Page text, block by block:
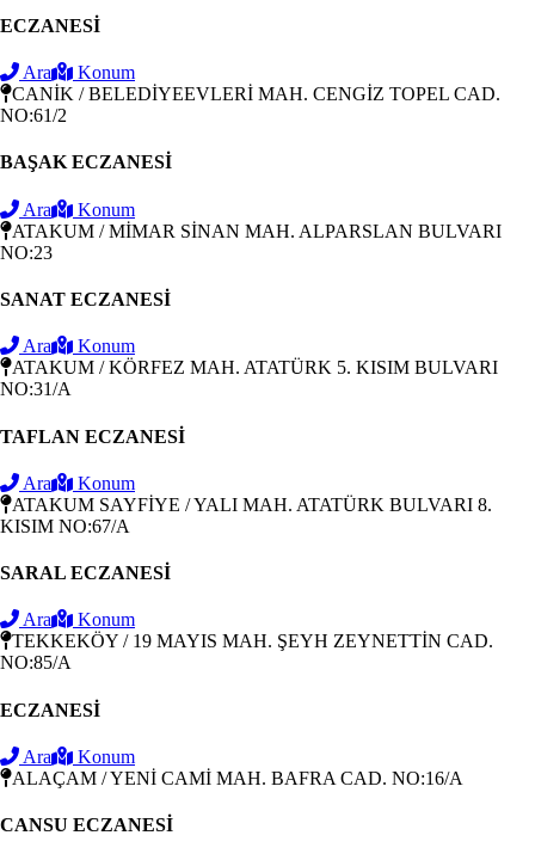
ECZANESİ
Ara
Konum
CANİK / BELEDİYEEVLERİ MAH. CENGİZ TOPEL CAD.
NO:61/2
BAŞAK ECZANESİ
Ara
Konum
ATAKUM / MİMAR SİNAN MAH. ALPARSLAN BULVARI
NO:23
SANAT ECZANESİ
Ara
Konum
ATAKUM / KÖRFEZ MAH. ATATÜRK 5. KISIM BULVARI
NO:31/A
TAFLAN ECZANESİ
Ara
Konum
ATAKUM SAYFİYE / YALI MAH. ATATÜRK BULVARI 8.
KISIM NO:67/A
SARAL ECZANESİ
Ara
Konum
TEKKEKÖY / 19 MAYIS MAH. ŞEYH ZEYNETTİN CAD.
NO:85/A
ECZANESİ
Ara
Konum
ALAÇAM / YENİ CAMİ MAH. BAFRA CAD. NO:16/A
CANSU ECZANESİ